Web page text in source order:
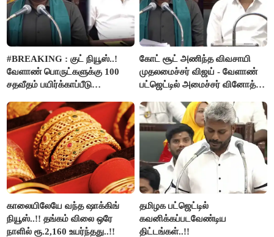
#BREAKING : குட் நியூஸ்..!
வேளாண் பொருட்களுக்கு 100
சதவீதம் பயிர்க்காப்பீடு
வினோத்..!
கோட் சூட் அணிந்த விவசாயி
முதலமைச்சர் விஜய் - வேளாண்
பட்ஜெட்டில் அமைச்சர் வினோத்
காலையிலேயே வந்த ஷாக்கிங்
நியூஸ்..!! தங்கம் விலை ஒரே
நாளில் ரூ.2,160 உயர்ந்தது..!!
தமிழக பட்ஜெட்டில்
கவனிக்கப்படவேண்டிய
திட்டங்கள்..!!